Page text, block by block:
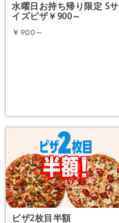
水曜日お持ち帰り限定 Sサ
イズピザ￥900～
￥900～
ピザ2枚目半額